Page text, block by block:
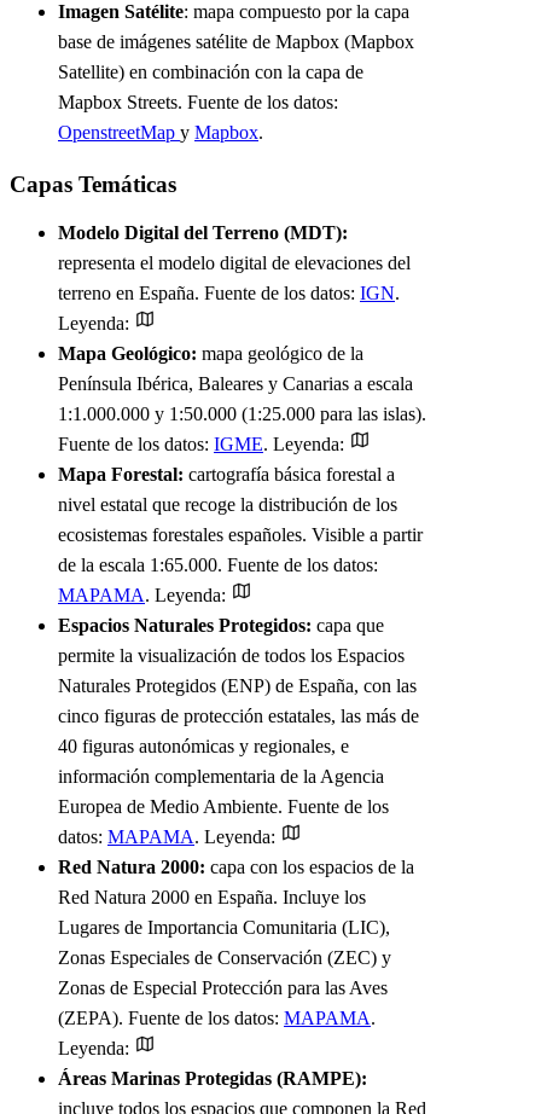
Imagen Satélite: mapa compuesto por la capa
base de imágenes satélite de Mapbox (Mapbox
Satellite) en combinación con la capa de
Mapbox Streets. Fuente de los datos:
OpenstreetMap y Mapbox.
Capas Temáticas
Modelo Digital del Terreno (MDT):
representa el modelo digital de elevaciones del
terreno en España. Fuente de los datos: IGN.
Leyenda:
Mapa Geológico: mapa geológico de la
Península Ibérica, Baleares y Canarias a escala
1:1.000.000 y 1:50.000 (1:25.000 para las islas).
Fuente de los datos: IGME. Leyenda:
Mapa Forestal: cartografía básica forestal a
nivel estatal que recoge la distribución de los
ecosistemas forestales españoles. Visible a partir
de la escala 1:65.000. Fuente de los datos:
MAPAMA. Leyenda:
Espacios Naturales Protegidos: capa que
permite la visualización de todos los Espacios
Naturales Protegidos (ENP) de España, con las
cinco figuras de protección estatales, las más de
40 figuras autonómicas y regionales, e
información complementaria de la Agencia
Europea de Medio Ambiente. Fuente de los
datos: MAPAMA. Leyenda:
Red Natura 2000: capa con los espacios de la
Red Natura 2000 en España. Incluye los
Lugares de Importancia Comunitaria (LIC),
Zonas Especiales de Conservación (ZEC) y
Zonas de Especial Protección para las Aves
(ZEPA). Fuente de los datos: MAPAMA.
Leyenda:
Áreas Marinas Protegidas (RAMPE):
incluye todos los espacios que componen la Red